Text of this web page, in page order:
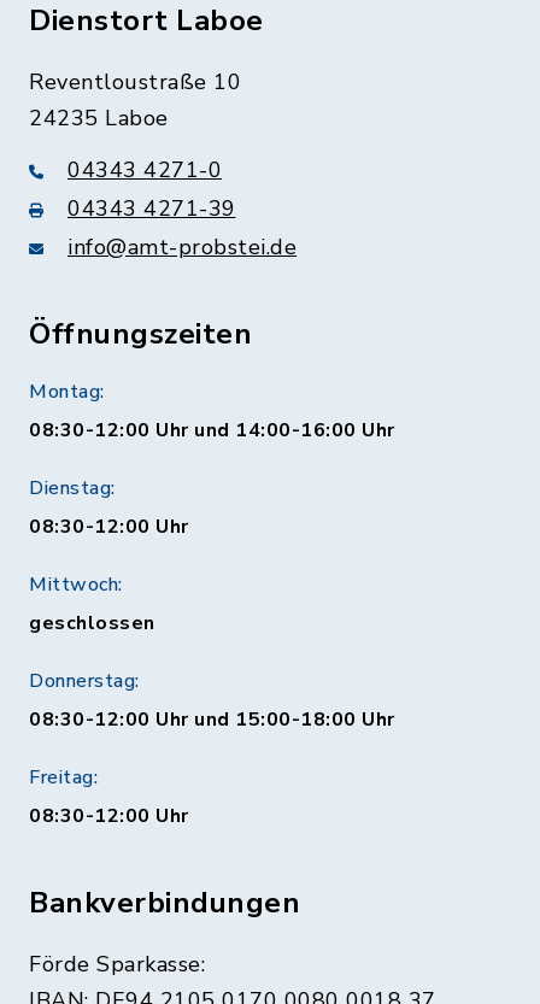
Dienstort Laboe
Reventloustraße 10
24235 Laboe
04343 4271-0
04343 4271-39
info@amt-probstei.de
Öffnungszeiten
Montag:
08:30-12:00 Uhr und 14:00-16:00 Uhr
Dienstag:
08:30-12:00 Uhr
Mittwoch:
geschlossen
Donnerstag:
08:30-12:00 Uhr und 15:00-18:00 Uhr
Freitag:
08:30-12:00 Uhr
Bankverbindungen
Förde Sparkasse: